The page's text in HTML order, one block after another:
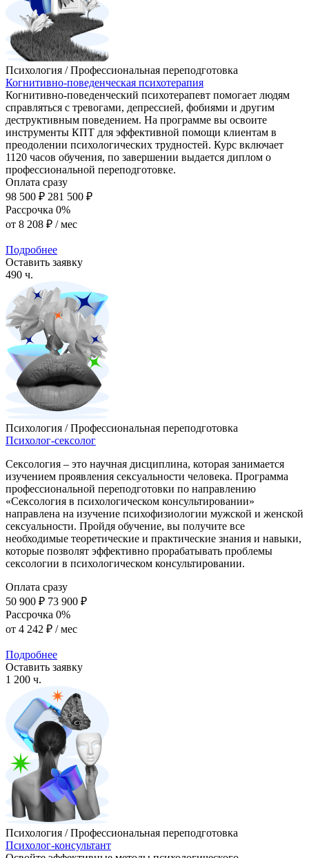
Психология / Профессиональная переподготовка
Когнитивно-поведенческая психотерапия
Когнитивно-поведенческий психотерапевт помогает людям
справляться с тревогами, депрессией, фобиями и другим
деструктивным поведением. На программе вы освоите
инструменты КПТ для эффективной помощи клиентам в
преодолении психологических трудностей. Курс включает
1120 часов обучения, по завершении выдается диплом о
профессиональной переподготовке.
Оплата сразу
98 500 ₽ 281 500 ₽
Рассрочка 0%
от 8 208 ₽ / мес
Подробнее
Оставить заявку
490 ч.
Психология / Профессиональная переподготовка
Психолог-сексолог
Сексология – это научная дисциплина, которая занимается
изучением проявления сексуальности человека. Программа
профессиональной переподготовки по направлению
«Сексология в психологическом консультировании»
направлена на изучение психофизиологии мужской и женской
сексуальности. Пройдя обучение, вы получите все
необходимые теоретические и практические знания и навыки,
которые позволят эффективно прорабатывать проблемы
сексологии в психологическом консультировании.
Оплата сразу
50 900 ₽ 73 900 ₽
Рассрочка 0%
от 4 242 ₽ / мес
Подробнее
Оставить заявку
1 200 ч.
Психология / Профессиональная переподготовка
Психолог-консультант